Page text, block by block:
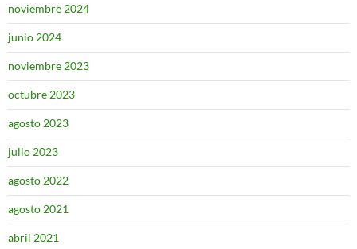
noviembre 2024
junio 2024
noviembre 2023
octubre 2023
agosto 2023
julio 2023
agosto 2022
agosto 2021
abril 2021